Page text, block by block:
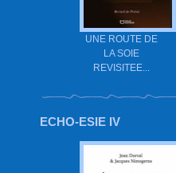
UNE ROUTE DE
LA SOIE
REVISITEE...
ECHO-ESIE IV